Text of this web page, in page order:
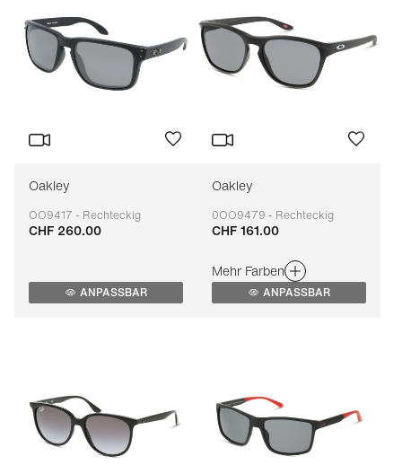
Oakley
OO9417 - Rechteckig
Anpassbar
CHF 260.00
ANPASSBAR
Oakley
0OO9479 - Rechteckig
Anpassbar
CHF 161.00
Mehr Farben
ANPASSBAR